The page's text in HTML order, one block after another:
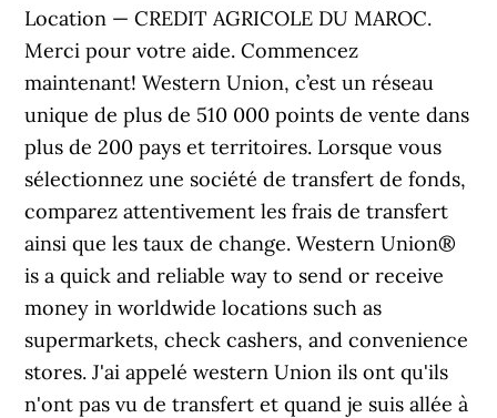
Location — CREDIT AGRICOLE DU MAROC.
Merci pour votre aide. Commencez
maintenant! Western Union, c’est un réseau
unique de plus de 510 000 points de vente dans
plus de 200 pays et territoires. Lorsque vous
sélectionnez une société de transfert de fonds,
comparez attentivement les frais de transfert
ainsi que les taux de change. Western Union®
is a quick and reliable way to send or receive
money in worldwide locations such as
supermarkets, check cashers, and convenience
stores. J'ai appelé western Union ils ont qu'ils
n'ont pas vu de transfert et quand je suis allée à